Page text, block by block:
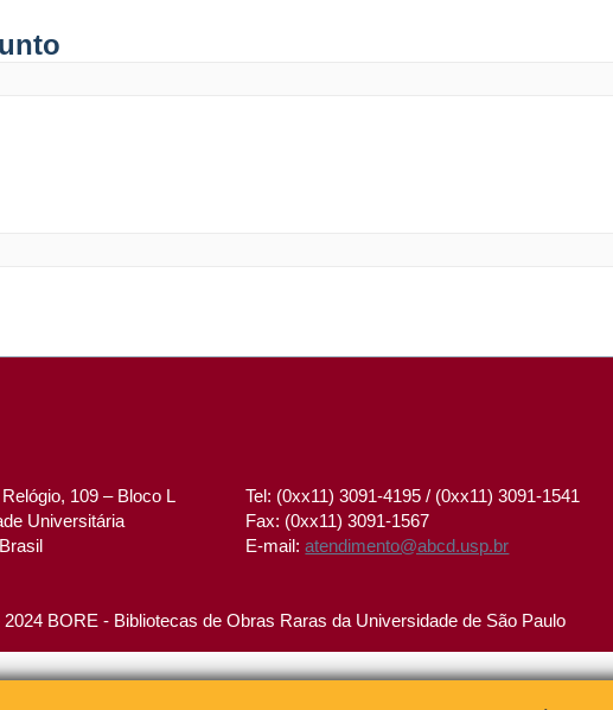
109 – Bloco L
Universitária
Tel: (0xx11) 3091-4195 / (0xx11) 3091-1541
Fax: (0xx11) 3091-1567
E-mail:atendimento@abcd.usp.br
BORE - Bibliotecas de Obras Raras da Universidade de São Paulo